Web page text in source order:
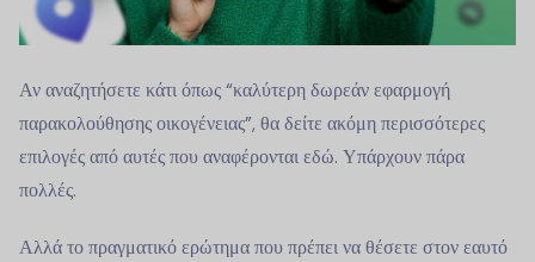
Αν αναζητήσετε κάτι όπως “καλύτερη δωρεάν εφαρμογή
παρακολούθησης οικογένειας”, θα δείτε ακόμη περισσότερες
επιλογές από αυτές που αναφέρονται εδώ. Υπάρχουν πάρα
πολλές.
Αλλά το πραγματικό ερώτημα που πρέπει να θέσετε στον εαυτό